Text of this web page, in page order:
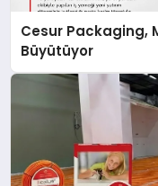
Cesur Packaging,
Büyütüyor